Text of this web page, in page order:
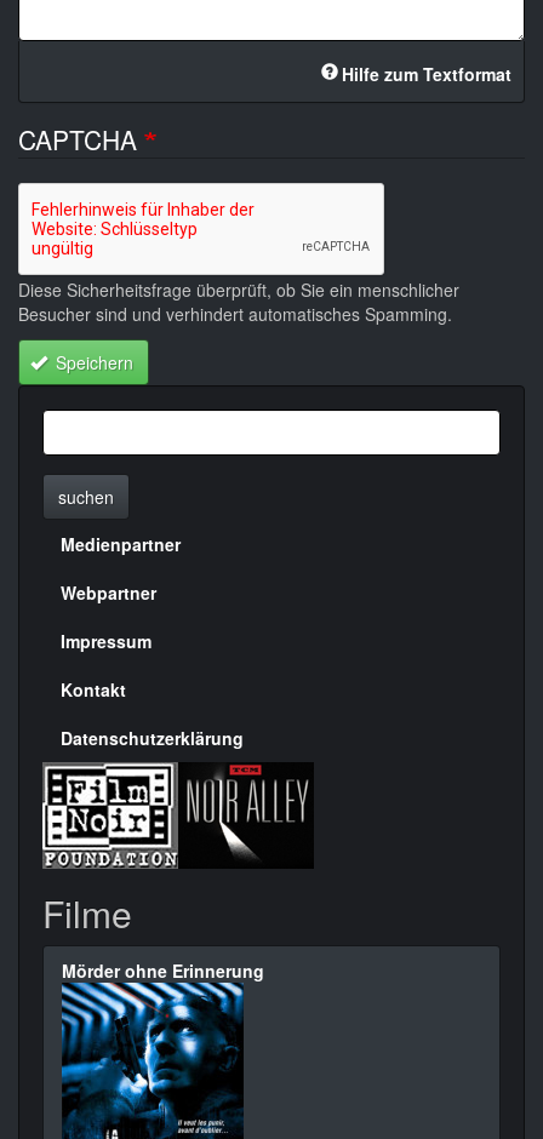
Hilfe zum Textformat
CAPTCHA
Diese Sicherheitsfrage überprüft, ob Sie ein menschlicher
Besucher sind und verhindert automatisches Spamming.
Speichern
suchen
Menülinks
rechte
Seite
Medienpartner
Webpartner
Impressum
Kontakt
Datenschutzerklärung
Filme
Mörder ohne Erinnerung